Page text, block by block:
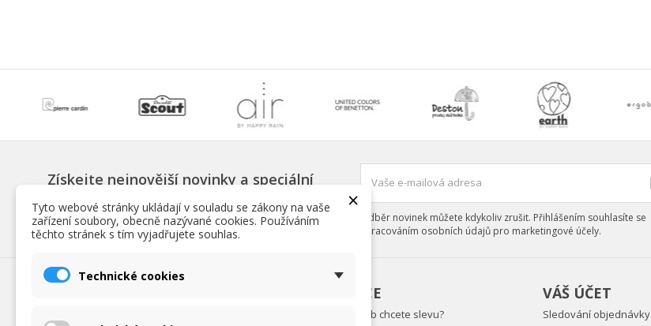
Získejte nejnovější novinky a speciální
Odběr novinek můžete kdykoliv zrušit. Přihlášením souhlasíte se
zpracováním osobních údajů pro marketingové účely.
INFORMACE
Fotokoutek aneb chcete slevu?
VÁŠ ÚČET
Sledování objednávky
×
Tyto webové stránky ukládají v souladu se zákony na vaše
zařízení soubory, obecně nazývané cookies. Používáním
těchto stránek s tím vyjadřujete souhlas.
Technické cookies